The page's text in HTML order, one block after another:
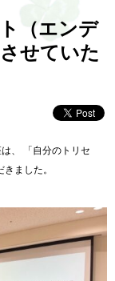
（エンデ
せていた
、 「自分のトリセ
ました。